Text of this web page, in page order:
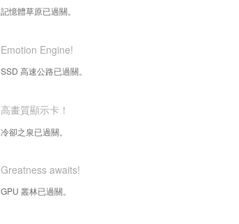
記憶體草原已過關。
Emotion Engine!
SSD 高速公路已過關。
高畫質顯示卡！
冷卻之泉已過關。
Greatness awaits!
GPU 叢林已過關。